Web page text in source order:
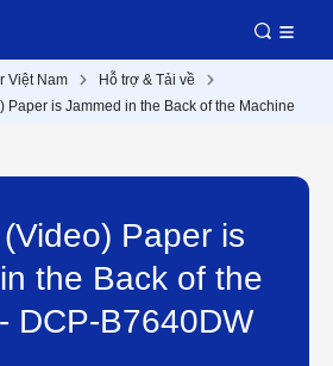
Việt Nam
Hỗ trợ & Tải về
Paper is Jammed in the Back of the Machine
(Video) Paper is
the Back of the
DCP-B7640DW